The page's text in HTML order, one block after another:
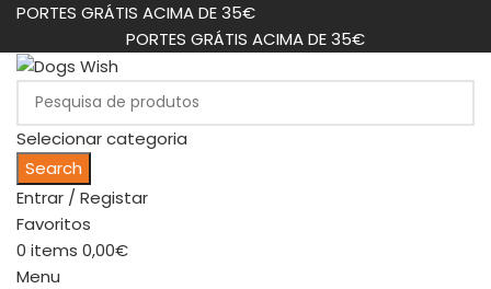
PORTES GRÁTIS ACIMA DE 35€
PORTES GRÁTIS ACIMA DE 35€
Selecionar categoria
Search
Entrar / Registar
Favoritos
0 items 0,00€
Menu